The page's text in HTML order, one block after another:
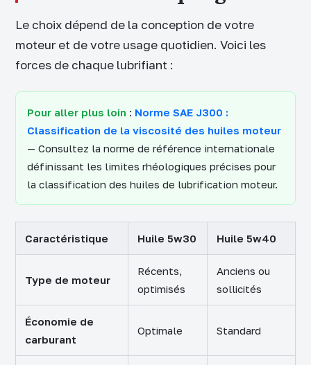
Le choix dépend de la conception de votre
moteur et de votre usage quotidien. Voici les
forces de chaque lubrifiant :
Pour aller plus loin : Norme SAE J300 :
Classification de la viscosité des huiles moteur
— Consultez la norme de référence internationale
définissant les limites rhéologiques précises pour
la classification des huiles de lubrification moteur.
Caractéristique Huile 5w30 Huile 5w40
Type de moteur
Récents,
optimisés
Anciens ou
sollicités
Économie de
carburant
Optimale Standard